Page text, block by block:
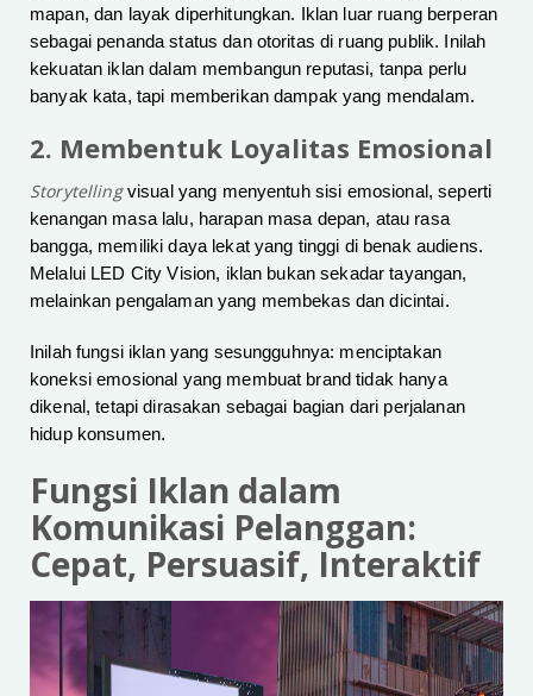
mapan, dan layak diperhitungkan. Iklan luar ruang berperan
sebagai penanda status dan otoritas di ruang publik. Inilah
kekuatan iklan dalam membangun reputasi, tanpa perlu
banyak kata, tapi memberikan dampak yang mendalam.
2. Membentuk Loyalitas Emosional
Storytellingvisual yang menyentuh sisi emosional, seperti
kenangan masa lalu, harapan masa depan, atau rasa
bangga, memiliki daya lekat yang tinggi di benak audiens.
Melalui LED City Vision, iklan bukan sekadar tayangan,
melainkan pengalaman yang membekas dan dicintai.
Inilah fungsi iklan yang sesungguhnya: menciptakan
koneksi emosional yang membuat brand tidak hanya
dikenal, tetapi dirasakan sebagai bagian dari perjalanan
hidup konsumen.
Fungsi Iklan dalam
Komunikasi Pelanggan:
Cepat, Persuasif, Interaktif